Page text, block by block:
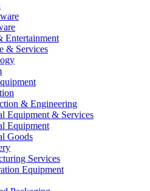
Entertainment
& Services
& Engineering
Equipment & Services
Equipment
Goods
Services
Equipment